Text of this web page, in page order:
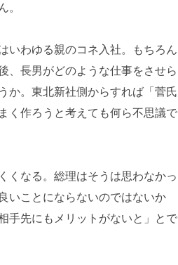
。
いわゆる親のコネ入社。もちろん
、長男がどのような仕事をさせら
か。東北新社側からすれば「菅氏
く作ろうと考えても何ら不思議で
くなる。総理はそうは思わなかっ
いことにならないのではないか
手先にもメリットがないと」とで